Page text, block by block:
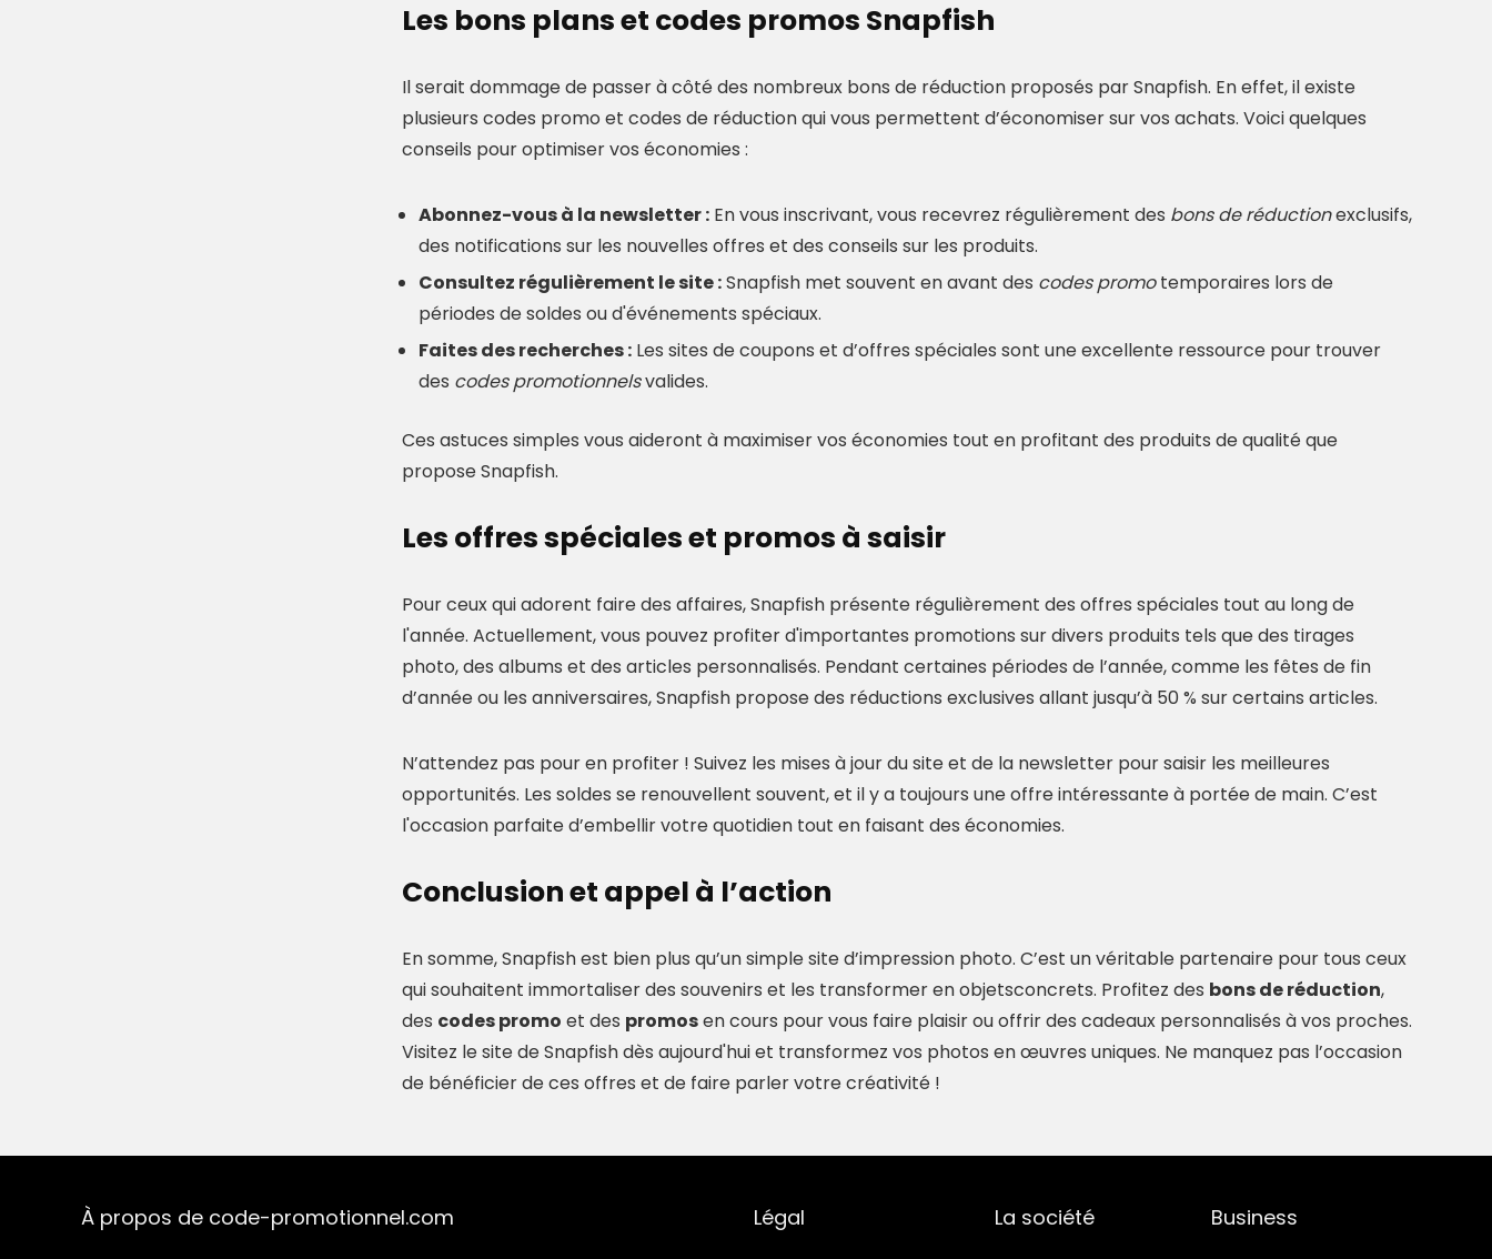
Les bons plans et codes promos Snapfish
Il serait dommage de passer à côté des nombreux bons de réduction proposés par Snapfish. En effet, il existe
plusieurs codes promo et codes de réduction qui vous permettent d’économiser sur vos achats. Voici quelques
conseils pour optimiser vos économies :
Abonnez-vous à la newsletter : En vous inscrivant, vous recevrez régulièrement des bons de réductionexclusifs,
des notifications sur les nouvelles offres et des conseils sur les produits.
Consultez régulièrement le site :Snapfish met souvent en avant des codes promotemporaires lors de
périodes de soldes ou d'événements spéciaux.
Faites des recherches : Les sites de coupons et d’offres spéciales sont une excellente ressource pour trouver
des codes promotionnelsvalides.
Ces astuces simples vous aideront à maximiser vos économies tout en profitant des produits de qualité que
propose Snapfish.
Les offres spéciales et promos à saisir
Pour ceux qui adorent faire des affaires, Snapfish présente régulièrement des offres spéciales tout au long de
l'année. Actuellement, vous pouvez profiter d'importantes promotions sur divers produits tels que des tirages
photo, des albums et des articles personnalisés. Pendant certaines périodes de l’année, comme les fêtes de fin
d’année ou les anniversaires, Snapfish propose des réductions exclusives allant jusqu’à 50 % sur certains articles.
N’attendez pas pour en profiter ! Suivez les mises à jour du site et de la newsletter pour saisir les meilleures
opportunités. Les soldes se renouvellent souvent, et il y a toujours une offre intéressante à portée de main. C’est
l'occasion parfaite d’embellir votre quotidien tout en faisant des économies.
Conclusion et appel à l’action
En somme, Snapfish est bien plus qu’un simple site d’impression photo. C’est un véritable partenaire pour tous ceux
qui souhaitent immortaliser des souvenirs et les transformer en objetsconcrets. Profitez des bons de réduction,
des codes promo et des promosen cours pour vous faire plaisir ou offrir des cadeaux personnalisés à vos proches.
Visitez le site de Snapfish dès aujourd'hui et transformez vos photos en œuvres uniques. Ne manquez pas l’occasion
de bénéficier de ces offres et de faire parler votre créativité !
À propos de code-promotionnel.com Légal La société Business